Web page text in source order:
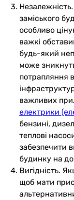
заміського
особливо
важкі
будь-який
може
потрапляння
важливих
електрики
бензині,
теплові
забезпечити
будинку на
Вигідність.
щоб мати